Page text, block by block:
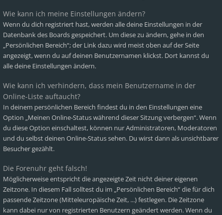
Wie kann ich meine Einstellungen ändern?
Wenn du dich registriert hast, werden alle deine Einstellungen in der
Datenbank des Boards gespeichert. Um diese zu ändern, gehe in den
„Persönlichen Bereich“; der Link dazu wird meist oben auf der Seite
angezeigt, wenn du auf deinen Benutzernamen klickst. Dort kannst du
alle deine Einstellungen ändern.
Wie kann ich verhindern, dass mein Benutzername in der
Online-Liste auftaucht?
In deinem persönlichen Bereich findest du in den Einstellungen eine
Option „Meinen Online-Status während dieser Sitzung verbergen“. Wenn
du diese Option einschaltest, können nur Administratoren, Moderatoren
und du selbst deinen Online-Status sehen. Du wirst dann als unsichtbarer
Besucher gezählt.
Die Forenuhr geht falsch!
Möglicherweise entspricht die angezeigte Zeit nicht deiner eigenen
Zeitzone. In diesem Fall solltest du im „Persönlichen Bereich“ die für dich
passende Zeitzone (Mitteleuropäische Zeit, ...) festlegen. Die Zeitzone
kann dabei nur von registrierten Benutzern geändert werden. Wenn du